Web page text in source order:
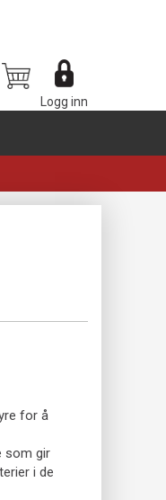
Logg inn
for å
som gir
i de